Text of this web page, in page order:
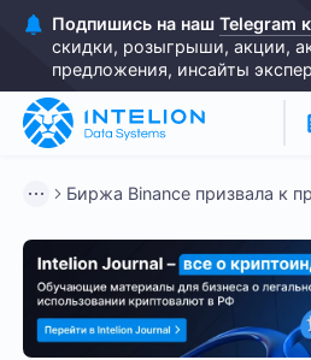
Подпишись на наш Telegram
скидки, розыгрыши, акции,
предложения, инсайты
Биржа Binance призвала к